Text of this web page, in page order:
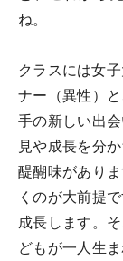
ね。
クラスには女
ナー（異性）
手の新しい出
見や成長を分
醍醐味があり
くのが大前提
成長します。
どもが一人生